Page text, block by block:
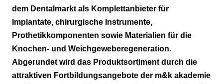
dem Dentalmarkt als Komplettanbieter für
Implantate, chirurgische Instrumente,
Prothetikkomponenten sowie Materialien für die
Knochen- und Weichgeweberegeneration.
Abgerundet wird das Produktsortiment durch die
attraktiven Fortbildungsangebote der m&k akademie